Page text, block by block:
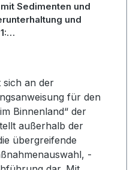
Sedimenten und
und
sich an der
für den
Binnenland“ der
außerhalb der
übergreifende
-